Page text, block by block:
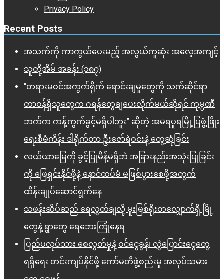
Privacy Policy
Recent Posts
အသက်ကို ကာကွယ်ပေးမည့် အလွယ်ကူဆုံး အလေ့အကျင့်
သူတို့အိမ် အခန်း (၁၈၇)
“တရားမဝင်အကွက်ရိုက် ရောင်းချမှုတွေကို သက်ဆိုင်ရာ
တာဝန်ရှိသူတွေက ဂရန်တွေချပေးလိုက်မယ်ဆိုရင် ကုမ္ပဏီ
ဘက်က ကန့်ကွက်ခွင့်မရှိပါဘူး” ဆိုတဲ့ အမရပူရမြို့ပြဖွံ့ဖြိုး
ရေးစီမံကိန်း ဒါရိုက်တာ ဦးဇော်ရဲဝင်းနဲ့ တွေ့ဆုံခြင်း
လယ်ယာမြေကို ခွင့်ပြုမိန့်မရှိဘဲ အခြားနည်းအသုံးပြုခြင်း
ကို ဖြေရှင်းနိုင်ဖို့နဲ့ နောင်ထပ်မံ မဖြစ်ပွားစေဖို့အတွက်
ထိန်းချုပ်ဆောင်ရွက်နေ
သဖန်းဆိပ်ဆည် ရေလွှတ်ချလို့ မူးမြစ်ရိုးတလျှောက်ရှိ မြို့
တွေနဲ့ ရွာတွေ ရေဘေးကြုံနေရ
ပြည်ပလုပ်သား စေလွှတ်မှုနဲ့ ဝင်ငွေခွန်၊ လွှဲပြောင်းငွေတွေ
ရရှိရေး တင်းကျပ်နိုင်ဖို့ ကော်မတီဖွဲ့စည်းမှု အလုပ်သမား